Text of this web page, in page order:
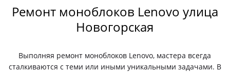
Ремонт моноблоков Lenovo улица
Новогорская
Выполняя ремонт моноблоков Lenovo, мастера всегда
сталкиваются с теми или иными уникальными задачами. В